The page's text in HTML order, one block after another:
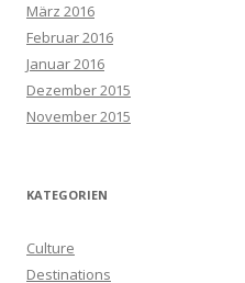
März 2016
Februar 2016
Januar 2016
Dezember 2015
November 2015
KATEGORIEN
Culture
Destinations